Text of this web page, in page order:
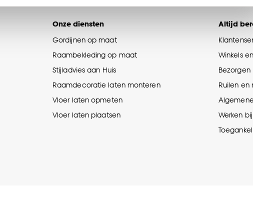
van alle cookies, of klik op ‘weigeren’ om alleen de
er ook voor kiezen om bepaalde cookies wel of niet te
klikken.
nog kan aanpassen, bekijk hiervoor onze cookieverklaring.
Onze diensten
Gordijnen op maat
Raambekleding op maat
Stijladvies aan Huis
Raamdecoratie laten monteren
Vloer laten opmeten
Vloer laten plaatsen
Altijd
Winkels
Bezorgen
Ruilen en
Werken